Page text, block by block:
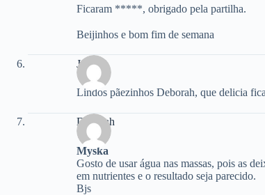
Ficaram *****, obrigado pela partilha.
Beijinhos e bom fim de semana
Josy
Lindos pãezinhos Deborah, que delicia
Deborah
Myska
Gosto de usar água nas massas, pois as
em nutrientes e o resultado seja parecido.
Bjs